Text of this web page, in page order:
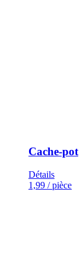
Cache-pot
Détails
1,99 / pièce